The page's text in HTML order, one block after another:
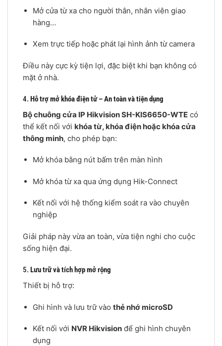
Mở cửa từ xa cho người thân, nhân viên giao
hàng…
Xem trực tiếp hoặc phát lại hình ảnh từ camera
Điều này cực kỳ tiện lợi, đặc biệt khi bạn không có
mặt ở nhà.
4. Hỗ trợ mở khóa điện tử – An toàn và tiện dụng
Bộ chuông cửa IP Hikvision SH-KIS6650-WTE có
thể kết nối với khóa từ, khóa điện hoặc khóa cửa
thông minh, cho phép bạn:
Mở khóa bằng nút bấm trên màn hình
Mở khóa từ xa qua ứng dụng Hik-Connect
Kết nối với hệ thống kiểm soát ra vào chuyên
nghiệp
Giải pháp này vừa an toàn, vừa tiện nghi cho cuộc
sống hiện đại.
5. Lưu trữ và tích hợp mở rộng
Thiết bị hỗ trợ:
Ghi hình và lưu trữ vào thẻ nhớ microSD
Kết nối với NVR Hikvisionđể ghi hình chuyên
dụng